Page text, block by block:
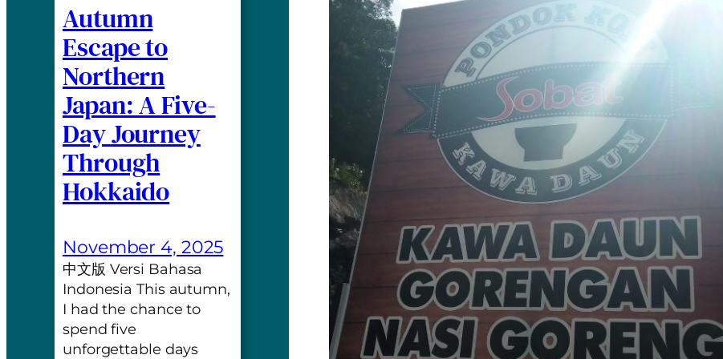
Autumn
Escape to
Northern
Japan: A Five-
Day Journey
Through
Hokkaido
November 4, 2025
中文版 Versi Bahasa
Indonesia This autumn,
I had the chance to
spend five
unforgettable days